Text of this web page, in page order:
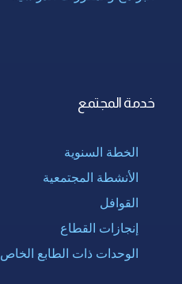
خدمة المجتمع
الخطة السنوية
الأنشطة المجتمعية
القوافل
إنجازات القطاع
الوحدات ذات الطابع الخاص